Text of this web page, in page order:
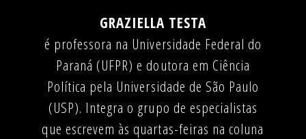
GRAZIELLA TESTA
é professora na Universidade Federal do
Paraná (UFPR) e doutora em Ciência
Política pela Universidade de São Paulo
(USP). Integra o grupo de especialistas
que escrevem às quartas-feiras na coluna